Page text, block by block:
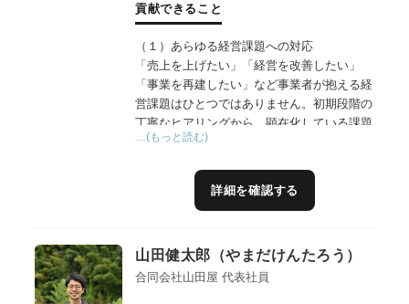
貢献できること
（１）あらゆる経営課題への対応
「売上を上げたい」「経営を改善したい」
「事業を再建したい」など事業者が抱える経
営課題はひとつではありません。初期段階の
丁寧なヒアリングから、顕在化している課題
のみならず、経営者が気づいていない潜在的
（２）専門性の高いアドバイス
経営、財務、組織、マーケティング、ブラン
つ一つの課題解決により事業者を最終ゴール
へと導きます。
…(もっと読む)
詳細を確認する
山田健太郎（やまだけんたろう）
合同会社山田屋 代表社員